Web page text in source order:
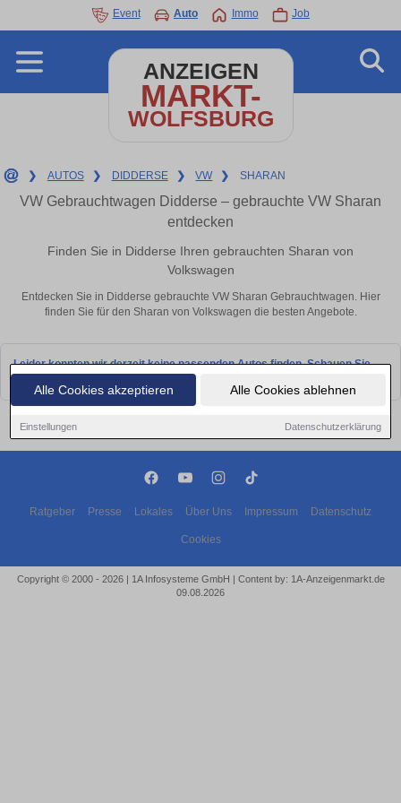
Alle Cookies akzeptieren Alle Cookies ablehnen
Einstellungen Datenschutzerklärung
Event Auto Immo Job
ANZEIGEN
MARKT-
WOLFSBURG
❯ AUTOS ❯ DIDDERSE ❯ VW ❯ SHARAN
VW Gebrauchtwagen Didderse – gebrauchte VW Sharan
entdecken
Finden Sie in Didderse Ihren gebrauchten Sharan von
Volkswagen
Entdecken Sie in Didderse gebrauchte VW Sharan Gebrauchtwagen. Hier
finden Sie für den Sharan von Volkswagen die besten Angebote.
Leider konnten wir derzeit keine passenden Autos finden. Schauen Sie
Ratgeber Presse Lokales Über Uns Impressum Datenschutz
Cookies
Copyright © 2000 - 2026 | 1A Infosysteme GmbH | Content by: 1A-Anzeigenmarkt.de
09.08.2026